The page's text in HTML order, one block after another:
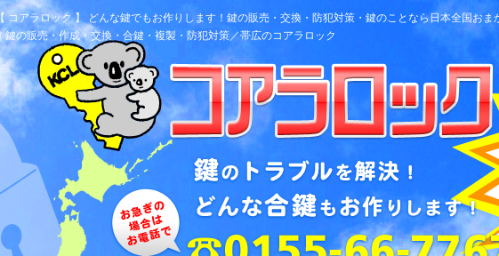
コアラロック 】 どんな鍵でもお作りします！鍵の販売・交換・防犯対策・鍵のことなら日本全国お
鍵の販売・作成・交換・合鍵・複製・防犯対策／帯広のコアラロック